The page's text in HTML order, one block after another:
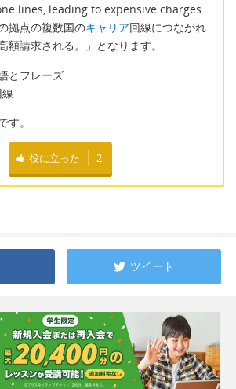
lines, leading to expensive charges.
拠点の複数国のキャリア回線につながれ
額請求される。」となります。
とフレーズ
す。
役に立った 2
ツイート